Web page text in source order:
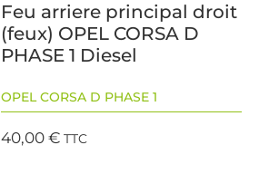
Feu arriere principal droit
(feux) OPEL CORSA D
PHASE 1 Diesel
OPEL CORSA D PHASE 1
40,00€ TTC